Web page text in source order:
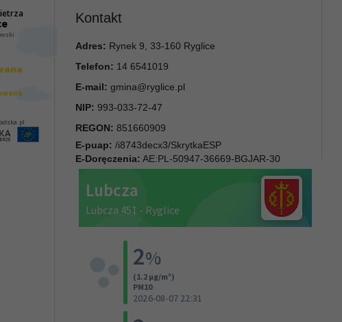
Kontakt
Adres: Rynek 9, 33-160 Ryglice
Telefon: 14 6541019
E-mail: gmina@ryglice.pl
NIP: 993-033-72-47
REGON: 851660909
E-puap: /i8743decx3/SkrytkaESP
E-Doręczenia: AE:PL-50947-36669-BGJAR-30